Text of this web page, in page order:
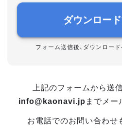
ダウンロー
フォーム送信後、ダウンロー
上記のフォームから送
info@kaonavi.jp までメー
お電話でのお問い合わせ